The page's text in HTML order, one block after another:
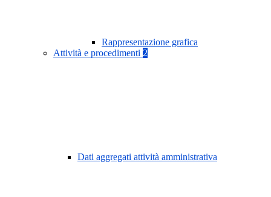
Rappresentazione grafica
Attività e procedimenti 2
Dati aggregati attività amministrativa